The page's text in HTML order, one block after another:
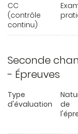
CC
(contrôle
continu)
Seconde
- Épreuves
Type
d'évaluation
de